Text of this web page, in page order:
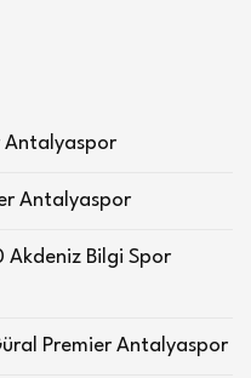
Antalyaspor
Antalyaspor
Bilgi Spor
Premier Antalyaspor